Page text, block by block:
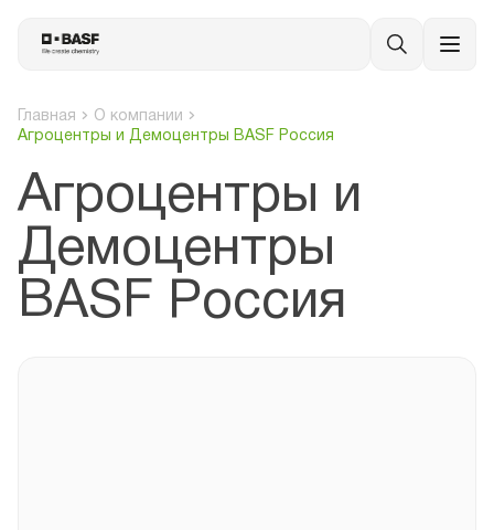
Главная
О компании
Агроцентры и Демоцентры BASF Россия
Агроцентры и
Демоцентры
BASF Россия